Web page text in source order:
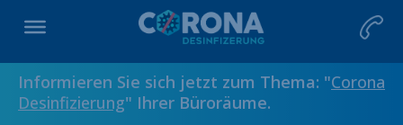
Informieren Sie sich jetzt zum Thema: "Corona
Desinfizierung" Ihrer Büroräume.